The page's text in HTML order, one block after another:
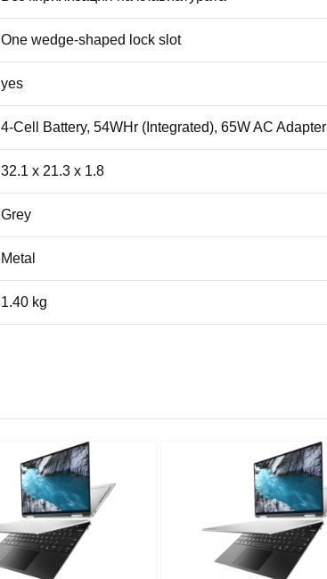
One wedge-shaped lock slot
yes
4-Cell Battery, 54WHr (Integrated), 65W AC Adapter
32.1 x 21.3 x 1.8
Grey
Metal
1.40 kg